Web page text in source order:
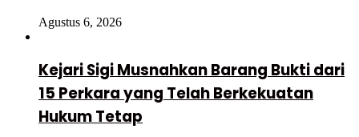
Agustus 6, 2026
Kejari Sigi Musnahkan Barang Bukti dari
15 Perkara yang Telah Berkekuatan
Hukum Tetap